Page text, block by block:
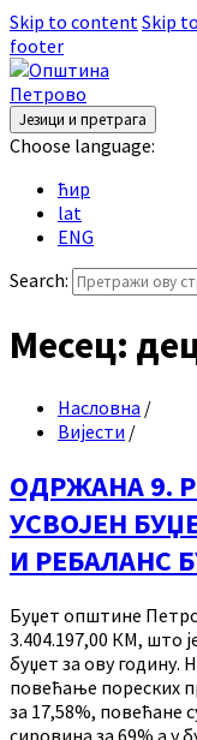
Skip to contentSkip
footer
Језици и претрага
Choose language:
ћир
lat
ENG
Search:
Месец:
Насловна /
Вијести /
ОДРЖАНА 9.
УСВОЈЕН
И РЕБАЛАНС
Буџет општине
3.404.197,00 КМ, што
буџет за ову годину.
повећање пореских
за 17,58%, повећане
сировина за 69% а у